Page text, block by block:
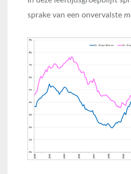
sprake van een onvervalste